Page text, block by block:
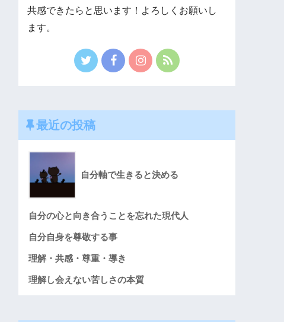
共感できたらと思います！よろしくお願いし
ます。
最近の投稿
自分軸で生きると決める
自分の心と向き合うことを忘れた現代人
自分自身を尊敬する事
理解・共感・尊重・導き
理解し会えない苦しさの本質